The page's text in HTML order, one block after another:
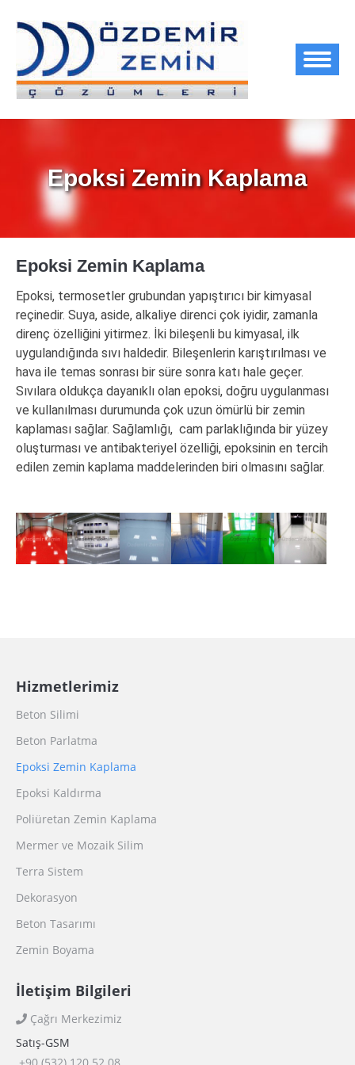
Epoksi Zemin Kaplama
You are here:
Epoksi Zemin Kaplama
Epoksi, termosetler grubundan yapıştırıcı bir kimyasal
reçinedir. Suya, aside, alkaliye direnci çok iyidir, zamanla
direnç özelliğini yitirmez. İki bileşenli bu kimyasal, ilk
uygulandığında sıvı haldedir. Bileşenlerin karıştırılması ve
hava ile temas sonrası bir süre sonra katı hale geçer.
Sıvılara oldukça dayanıklı olan epoksi, doğru uygulanması
ve kullanılması durumunda çok uzun ömürlü bir zemin
kaplaması sağlar. Sağlamlığı, cam parlaklığında bir yüzey
oluşturması ve antibakteriyel özelliği, epoksinin en tercih
edilen zemin kaplama maddelerinden biri olmasını sağlar.
Hizmetlerimiz
Beton Silimi
Beton Parlatma
Epoksi Zemin Kaplama
Epoksi Kaldırma
Poliüretan Zemin Kaplama
Mermer ve Mozaik Silim
Terra Sistem
Dekorasyon
Beton Tasarımı
Zemin Boyama
İletişim Bilgileri
Çağrı Merkezimiz
Satış-GSM